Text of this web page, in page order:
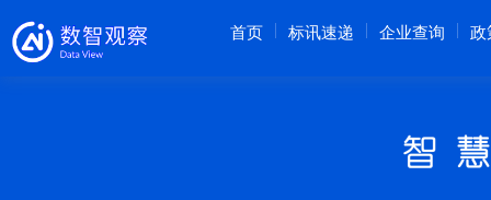
首页 标讯速递 企业查询 政